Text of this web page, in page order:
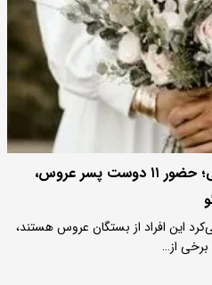
ادعای جنجالی درباره یک عروسی؛ حضور ۱۱ دوست پسر عروس،
این افراد از بستگان عروس هستند،
برخی از…